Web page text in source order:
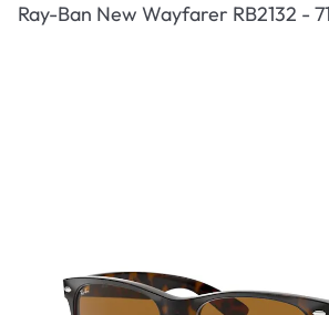
Ray-Ban New Wayfarer RB2132 -